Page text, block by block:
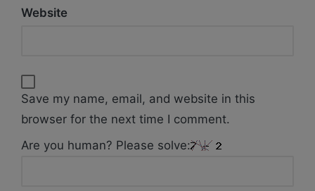
Website
Save my name, email, and website in this
browser for the next time I comment.
Are you human? Please solve: